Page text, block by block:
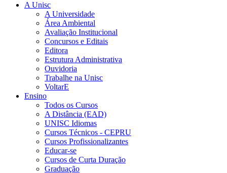
A Unisc
A Universidade
Área Ambiental
Avaliação Institucional
Concursos e Editais
Editora
Estrutura Administrativa
Ouvidoria
Trabalhe na Unisc
VoltarE
Ensino
Todos os Cursos
A Distância (EAD)
UNISC Idiomas
Cursos Técnicos - CEPRU
Cursos Profissionalizantes
Educar-se
Cursos de Curta Duração
Graduação